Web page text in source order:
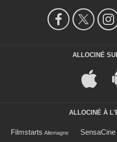
ALLOCINÉ
ALLOCINÉ À
Filmstarts Allemagne SensaCine